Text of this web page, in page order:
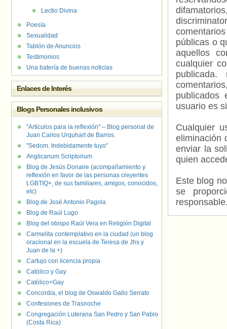
públicas o
aquellos
cualquier
usuario es
Cualquier
eliminación
enviar la
quien
Este blog
se
Lectio Divina
Poesía
Sexualidad
Tablón de Anuncios
Testimonios
Una batería de buenas noticias
Enlaces de Interés
Blogs Personales inclusivos
"Artículos para la reflexión" – Blog personal de
Juan Carlos Urquhart de Barros.
"Sedom. Indebidamente tuyo"
Anglicanum Scriptorium
Blog de Jesús Donaire (acompañamiento y
reflexión en favor de las personas creyentes
LGBTIQ+, de sus familiares, amigos, conocidos,
etc)
Blog de José Antonio Pagola
Blog de Raúl Lugo
Blog del obispo Raúl Vera en Religión Digital
Carmelita contemplativo en la ciudad (un blog
oracional en la escuela de Teresa de Jhs y
Juan de la +)
Cartujo con licencia propia
Católico y Gay
Católico+Gay
Concordia, el blog de Oswaldo Gallo Serrato
Confesiones de Trasnoche
Congregación Luterana San Pedro y San Pablo
(Costa Rica)